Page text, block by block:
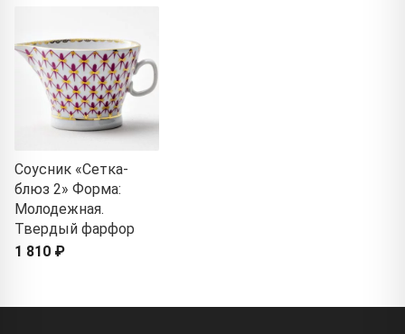
Соусник «Сетка-
блюз 2» Форма:
Молодежная.
Твердый фарфор
1 810 ₽